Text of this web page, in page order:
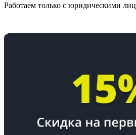
Работаем только с юридическими